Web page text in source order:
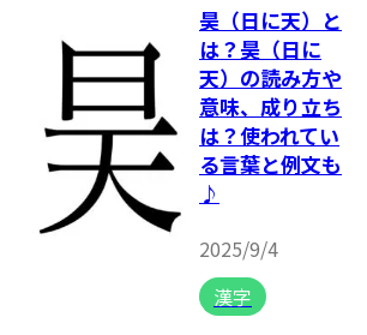
昊（日に天）と
は？昊（日に
天）の読み方や
意味、成り立ち
は？使われてい
る言葉と例文も
♪
2025/9/4
漢字